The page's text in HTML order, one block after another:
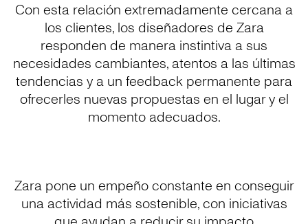
Con esta relación extremadamente cercana a
los clientes, los diseñadores de Zara
responden de manera instintiva a sus
necesidades cambiantes, atentos a las últimas
tendencias y a un feedback permanente para
ofrecerles nuevas propuestas en el lugar y el
momento adecuados.
Zara pone un empeño constante en conseguir
una actividad más sostenible, con iniciativas